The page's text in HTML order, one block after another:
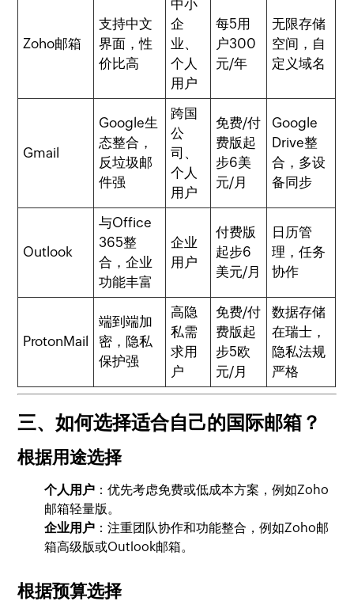
Zoho邮箱
支持中文
界面，性
价比高
中小
企
业、
个人
用户
每5用
户300
元/年
无限存储
空间，自
定义域名
Gmail
Google生
态整合，
反垃圾邮
件强
跨国
公
司、
个人
用户
免费/付
费版起
步6美
元/月
Google
Drive整
合，多设
备同步
Outlook
与Office
365整
合，企业
功能丰富
企业
用户
付费版
起步6
美元/月
日历管
理，任务
协作
ProtonMail
端到端加
密，隐私
保护强
高隐
私需
求用
户
免费/付
费版起
步5欧
元/月
数据存储
在瑞士，
隐私法规
严格
三、如何选择适合自己的国际邮箱？
根据用途选择
个人用户 ：优先考虑免费或低成本方案，例如Zoho
邮箱轻量版。
企业用户 ：注重团队协作和功能整合，例如Zoho邮
箱高级版或Outlook邮箱。
根据预算选择